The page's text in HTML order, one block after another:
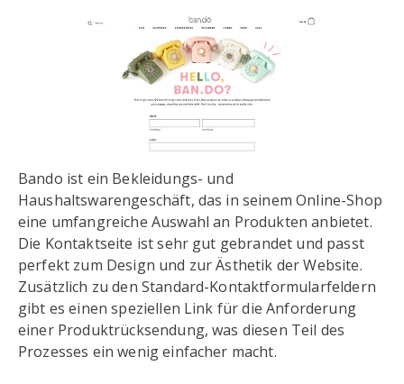
Bando ist ein Bekleidungs- und
Haushaltswarengeschäft, das in seinem Online-Shop
eine umfangreiche Auswahl an Produkten anbietet.
Die Kontaktseite ist sehr gut gebrandet und passt
perfekt zum Design und zur Ästhetik der Website.
Zusätzlich zu den Standard-Kontaktformularfeldern
gibt es einen speziellen Link für die Anforderung
einer Produktrücksendung, was diesen Teil des
Prozesses ein wenig einfacher macht.